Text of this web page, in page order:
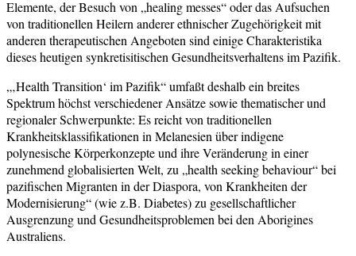
Elemente, der Besuch von „healing messes“ oder das Aufsuchen
von traditionellen Heilern anderer ethnischer Zugehörigkeit mit
anderen therapeutischen Angeboten sind einige Charakteristika
dieses heutigen synkretisitischen Gesundheitsverhaltens im Pazifik.
„‚Health Transition‘ im Pazifik“ umfaßt deshalb ein breites
Spektrum höchst verschiedener Ansätze sowie thematischer und
regionaler Schwerpunkte: Es reicht von traditionellen
Krankheitsklassifikationen in Melanesien über indigene
polynesische Körperkonzepte und ihre Veränderung in einer
zunehmend globalisierten Welt, zu „health seeking behaviour“ bei
pazifischen Migranten in der Diaspora, von Krankheiten der
Modernisierung“ (wie z.B. Diabetes) zu gesellschaftlicher
Ausgrenzung und Gesundheitsproblemen bei den Aborigines
Australiens.